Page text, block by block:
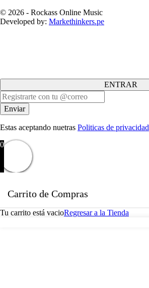
© 2026 - Rockass Online Music
Developed by: Markethinkers.pe
ENTRAR
Estas aceptando nuetras Politicas de privacidad
0
Carrito de Compras
Tu carrito está vacioRegresar a la Tienda